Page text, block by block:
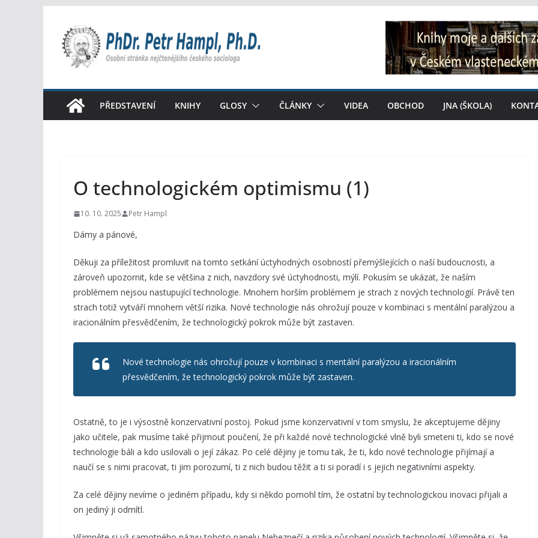
obsah
PŘEDSTAVENÍ KNIHY GLOSY ČLÁNKY VIDEA OBCHOD JNA (ŠKOLA)
O technologickém optimismu (1)
10. 10. 2025 Petr Hampl
Dámy a pánové,
Děkuji za příležitost promluvit na tomto setkání úctyhodných osobností přemýšlejících o naší budoucnosti, a
zároveň upozornit, kde se většina z nich, navzdory své úctyhodnosti, mýlí. Pokusím se ukázat, že naším
problémem nejsou nastupující technologie. Mnohem horším problémem je strach z nových technologií. Právě ten
strach totiž vytváří mnohem větší rizika. Nové technologie nás ohrožují pouze v kombinaci s mentální paralýzou a
iracionálním přesvědčením, že technologický pokrok může být zastaven.
Nové technologie nás ohrožují pouze v kombinaci s mentální paralýzou a iracionálním
přesvědčením, že technologický pokrok může být zastaven.
Ostatně, to je i výsostně konzervativní postoj. Pokud jsme konzervativní v tom smyslu, že akceptujeme dějiny
jako učitele, pak musíme také přijmout poučení, že při každé nové technologické vlně byli smeteni ti, kdo se nové
technologie báli a kdo usilovali o její zákaz. Po celé dějiny je tomu tak, že ti, kdo nové technologie přijímají a
naučí se s nimi pracovat, ti jim porozumí, ti z nich budou těžit a ti si poradí i s jejich negativními aspekty.
Za celé dějiny nevíme o jediném případu, kdy si někdo pomohl tím, že ostatní by technologickou inovaci přijali a
on jediný ji odmítl.